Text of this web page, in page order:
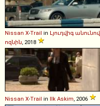
Nissan X-Trail in Լյուդվիգ անունով
ոզնին , 2018
Nissan X-Trail in Ilk Askim , 2006